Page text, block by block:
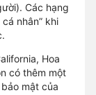
Các hạng
nhân” khi
Hoa
có thêm một
mật của